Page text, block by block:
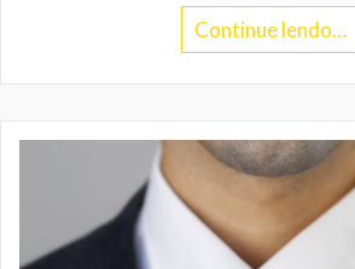
Continue lendo…